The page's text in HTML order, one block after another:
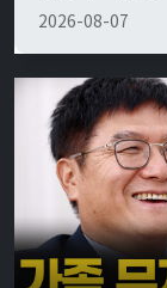
2026-08-07